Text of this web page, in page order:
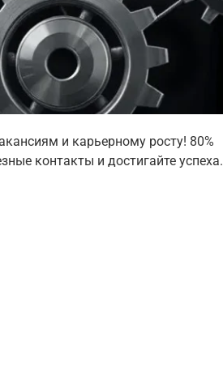
и карьерному росту! 80%
контакты и достигайте успеха.